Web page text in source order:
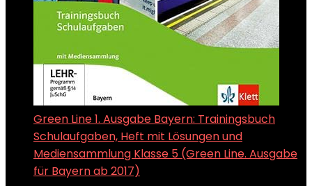
Green Line 1. Ausgabe Bayern: Trainingsbuch
Schulaufgaben, Heft mit Lösungen und
Mediensammlung Klasse 5 (Green Line. Ausgabe
für Bayern ab 2017)